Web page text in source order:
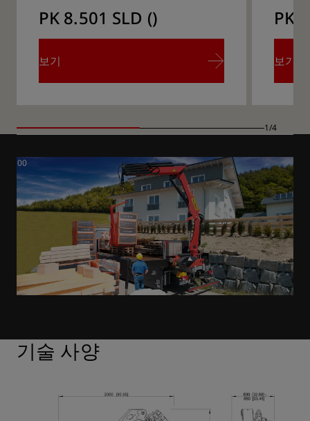
PK 8.501 SLD ()
보기
PK
보기
1/4
기술 사양